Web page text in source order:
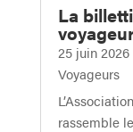
La
25 juin 2026
Voyageurs
rassemble